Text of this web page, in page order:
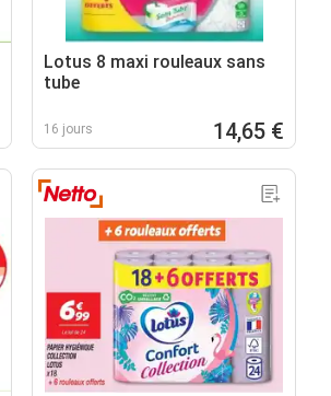
Lotus 8 maxi rouleaux sans
tube
16 jours 14,65 €